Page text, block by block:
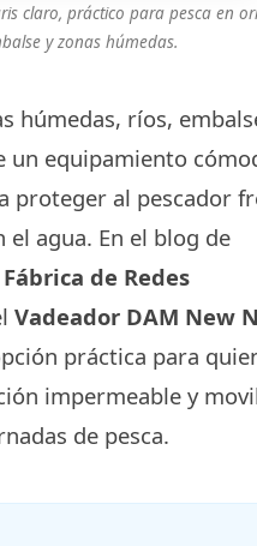
claro, práctico para pesca en
y zonas húmedas.
húmedas, ríos,
un equipamiento
proteger al pescador
el agua. En el blog de
de Redes
Vadeador DAM New
práctica para
impermeable y
de pesca.